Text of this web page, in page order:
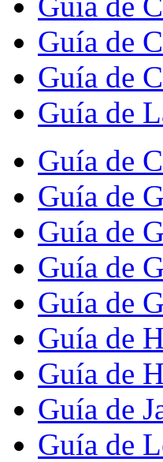
Guía de
Guía de
Guía de
Guía de
Guía de
Guía de
Guía de
Guía de
Guía de
Guía de
Guía de
Guía de